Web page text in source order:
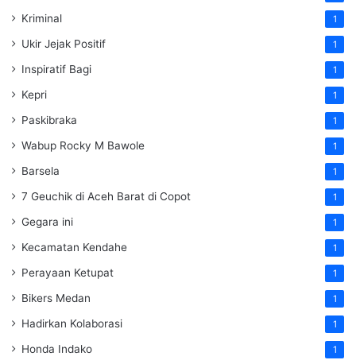
Kriminal 1
Ukir Jejak Positif 1
Inspiratif Bagi 1
Kepri 1
Paskibraka 1
Wabup Rocky M Bawole 1
Barsela 1
7 Geuchik di Aceh Barat di Copot 1
Gegara ini 1
Kecamatan Kendahe 1
Perayaan Ketupat 1
Bikers Medan 1
Hadirkan Kolaborasi 1
Honda Indako 1